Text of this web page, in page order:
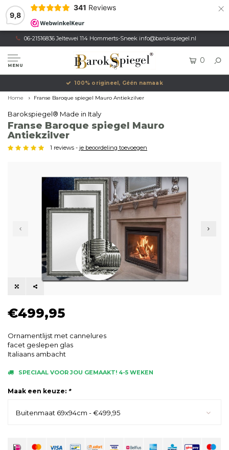
9,8
341 Reviews ×
06-21516836 Jeltewei 114 Hommerts-Sneek info@barokspiegel.nl
MENU
0
100% origineel, Géén namaak
Home Franse Baroque spiegel Mauro Antiekzilver
Barokspiegel® Made in Italy
Franse Baroque spiegel Mauro
Antiekzilver
1 reviews - je beoordeling toevoegen
€499,95
Ornamentlijst met cannelures
facet geslepen glas
Italiaans ambacht
SPECIAAL VOOR JOU GEMAAKT! 4-5 WEKEN
Maak een keuze: *
Buitenmaat 69x94cm - €499,95